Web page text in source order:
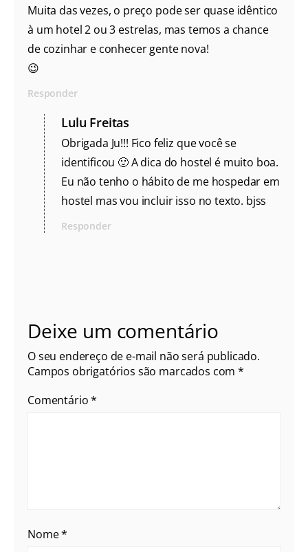
Muita das vezes, o preço pode ser quase idêntico
à um hotel 2 ou 3 estrelas, mas temos a chance
de cozinhar e conhecer gente nova!
😉
Responder
Lulu Freitas
Obrigada Ju!!! Fico feliz que você se
identificou 🙂 A dica do hostel é muito boa.
Eu não tenho o hábito de me hospedar em
hostel mas vou incluir isso no texto. bjss
Responder
Deixe um comentário
O seu endereço de e-mail não será publicado.
Campos obrigatórios são marcados com*
Comentário*
Nome*